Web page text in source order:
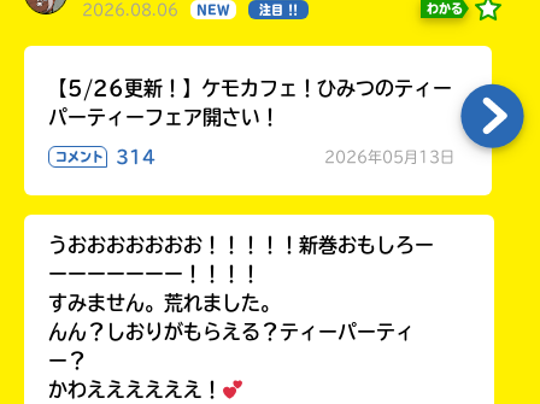
2026.08.06 NEW 注目 !! わかる
【5/26更新！】ケモカフェ！ひみつのティー
パーティーフェア開さい！
コメント 314 2026年05月13日
うおおおおおおお！！！！！新巻おもしろー
ーーーーーーー！！！！
すみません。荒れました。
んん？しおりがもらえる？ティーパーティ
ー？
かわええええええ！